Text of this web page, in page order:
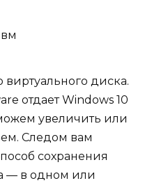
диска.
отдает Windows 10
увеличить или
Следом вам
сохранения
— в одном или